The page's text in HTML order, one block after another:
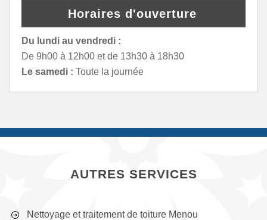
Horaires d'ouverture
Du lundi au vendredi :
De 9h00 à 12h00 et de 13h30 à 18h30
Le samedi : Toute la journée
AUTRES SERVICES
Nettoyage et traitement de toiture Menou